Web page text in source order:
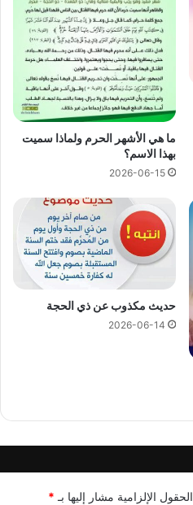
ما هي الأشهر الحرم ولماذا سميت
بهذا الاسم؟
2026-06-15
حديث مكذوب عن ذي الحجة
2026-06-14
الحقول الإلزامية مشار إليها بـ *